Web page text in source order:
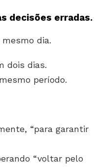
decisões erradas.
dia.
dois dias.
período.
“para garantir
“voltar pelo